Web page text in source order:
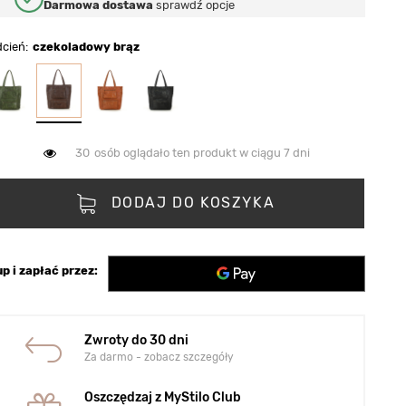
Darmowa dostawa sprawdź opcje
czekoladowy brąz
30 osób oglądało ten produkt w ciągu 7 dni
DODAJ DO KOSZYKA
i zapłać przez:
Zwroty do 30 dni
Za darmo - zobacz szczegóły
Oszczędzaj z MyStilo Club